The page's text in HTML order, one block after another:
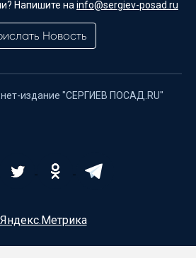
Напишите на info@sergiev-posad.ru
Новость
издание "СЕРГИЕВ ПОСАД.RU"